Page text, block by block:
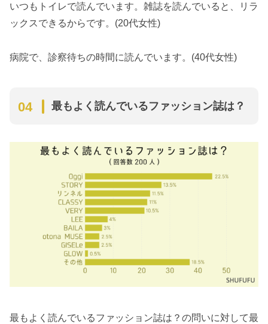
いつもトイレで読んでいます。雑誌を読んでいると、リラ
ックスできるからです。(20代女性)
病院で、診察待ちの時間に読んでいます。(40代女性)
最もよく読んでいるファッション誌は？
最もよく読んでいるファッション誌は？の問いに対して最